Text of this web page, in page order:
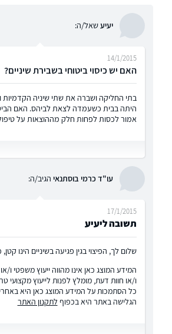
יעיעשאל/ה:
האם יש כיסוי ביטוחי בשבירת שיניים?
14/1/2015
בתי החליקה ושברה את שתי שיניה הקדמיות
היתה בבית כשעמדה לצאת לביהס. האם
אמור לכסות לפחות חלק מההוצאות על
עו"ד כרמי בוסתנאי הגיב/ה:
תשובה ליעיע
17/1/2015
שלום לך, הפיצוי בגין פגיעה בשיניים הינו קטן, כ 200 ₪ בגין כל
המידע המוצג כאן אינו מהווה ייעוץ משפטי
ו/או חוות דעת, מומלץ לפנות לייעוץ מקצועי
כל הסתמכות על המידע המוצג כאן היא
הגלישה באתר היא בכפוף לתקנון האתר